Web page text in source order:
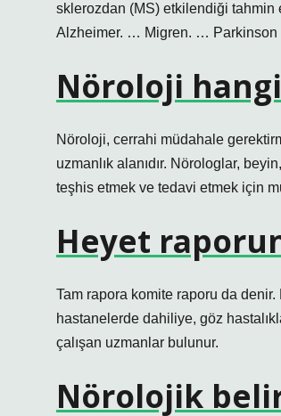
sklerozdan (MS) etkilendiği
Alzheimer. … Migren. … Parkinson
Nöroloji
Nöroloji, cerrahi müdahale
uzmanlık alanıdır. Nörologlar,
teşhis etmek ve tedavi etmek için
Heyet
Tam rapora komite raporu da
hastanelerde dahiliye, göz
çalışan uzmanlar bulunur.
Nörolojik